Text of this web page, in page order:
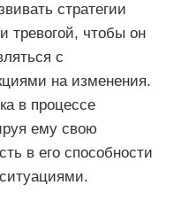
стратегии
тревогой, чтобы он
с
на изменения.
в процессе
ему свою
в его способности